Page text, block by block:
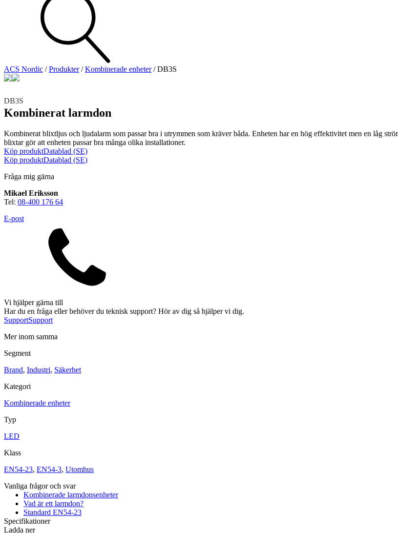
Se alla kategorier
Se alla produkter
Teknisk support
Brand
BlixtljusSirenerKombinerade enheter
Larmsystem Larmklockor
SirenerKombinerade enheter
Industri
SirenerKombinerade enheter
Ex-klassade
Kombinerade enheter
Larmklockor
ACS Nordic /Produkter/Kombinerade enheter/DB3S
DB3S
Kombinerat larmdon
Kombinerat blixtljus och ljudalarm som passar bra i utrymmen som kräver båda. Enheten har en hög effektivitet men en låg
blixtar gör att enheten passar bra många olika installationer.
Köp produktDatablad (SE)
Köp produktDatablad (SE)
Fråga mig gärna
Mikael Eriksson
Tel: 08-400 176 64
E-post
Vi hjälper gärna till
Har du en fråga eller behöver du teknisk support? Hör av dig så hjälper vi dig.
SupportSupport
Mer inom samma
Segment
Brand, Industri, Säkerhet
Kategori
Kombinerade enheter
Typ
LED
Klass
EN54-23, EN54-3, Utomhus
Vanliga frågor och svar
Kombinerade larmdonsenheter
Vad är ett larmdon?
Standard EN54-23
Specifikationer
Ladda ner